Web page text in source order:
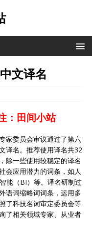
文译名
：田间小站
家委员会审议通过了第六
译名。推荐使用译名共32
除一些使用较稳定的译名
会应用潜力的词条，如人
能（BI）等。译名研制过
语词缩略词词条，运用多
了科技名词审定委员会等
了相关领域专家、从业者